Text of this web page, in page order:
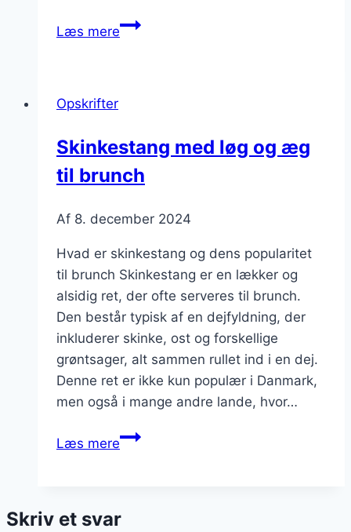
Læs mereSkinkestang
Opskrifter
Skinkestang med løg og æg
til brunch
Af 8. december 2024
Hvad er skinkestang og dens popularitet
til brunch Skinkestang er en lækker og
alsidig ret, der ofte serveres til brunch.
Den består typisk af en dejfyldning, der
inkluderer skinke, ost og forskellige
grøntsager, alt sammen rullet ind i en dej.
Denne ret er ikke kun populær i Danmark,
men også i mange andre lande, hvor…
Læs mereSkinkestang
æg
Skriv et svar